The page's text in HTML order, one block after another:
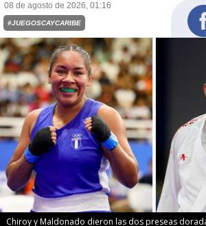
08 de agosto de 2026, 01:16
#JUEGOSCAYCARIBE
Chiroy y Maldonado dieron las dos preseas